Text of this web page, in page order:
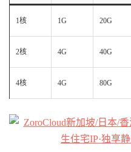
1核 1G 20G
2核 4G 40G
4核 4G 80G